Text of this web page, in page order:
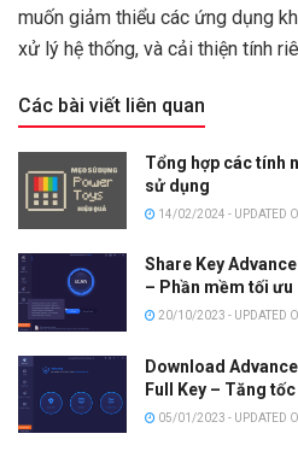
muốn giảm thiểu các ứng dụng
xử lý hệ thống, và cải thiện tính
Các bài viết liên quan
Tổng hợp các tính
sử dụng
14/02/2024 - UPDATED
Share Key
– Phần mềm tối ưu
20/10/2023 - UPDATED
Download
Full Key – Tăng
05/01/2023 - UPDATED